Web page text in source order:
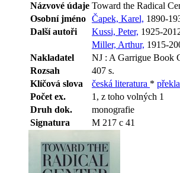
Názvové údaje Toward the Radical
Osobní jméno Čapek, Karel, 1890-
Další autoři
Kussi, Peter, 1925-
Miller, Arthur, 1915-
Nakladatel
NJ : A Garrigue Book
Rozsah
407 s.
Klíčová slova
česká literatura *
Počet ex.
1, z toho volných 1
Druh dok.
monografie
Signatura
M 217 c 41